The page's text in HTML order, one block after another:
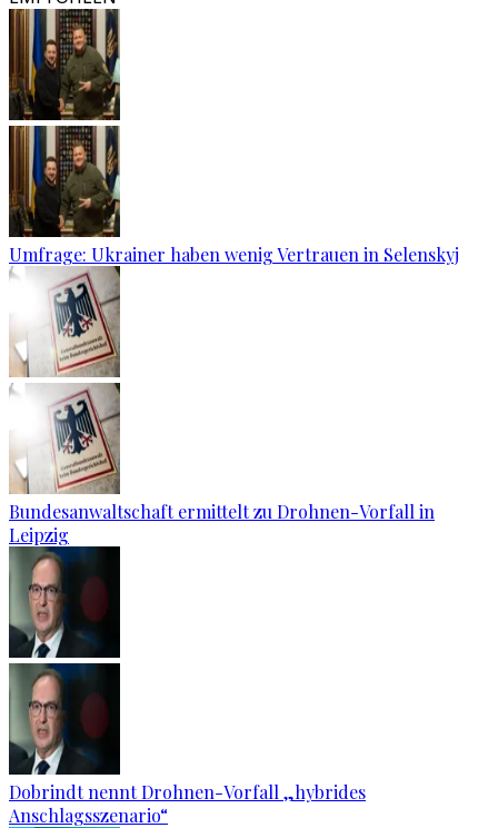
Umfrage: Ukrainer haben wenig Vertrauen in Selenskyj
Bundesanwaltschaft ermittelt zu Drohnen-Vorfall in
Leipzig
Dobrindt nennt Drohnen-Vorfall „hybrides
Anschlagsszenario“